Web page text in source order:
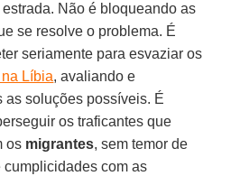
Não é bloqueando as
se resolve o problema. É
seriamente para esvaziar os
Líbia, avaliando e
as soluções possíveis. É
os traficantes que
os migrantes, sem temor de
com as